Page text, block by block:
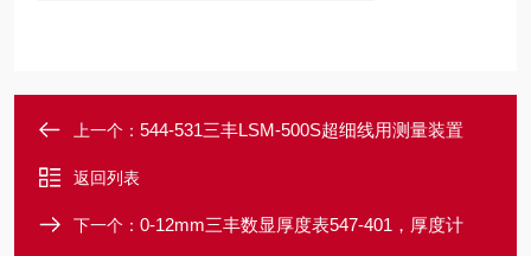
上一个： 544-531三丰LSM-500S超细线用测量装置
返回列表
下一个： 0-12mm三丰数显厚度表547-401，厚度计